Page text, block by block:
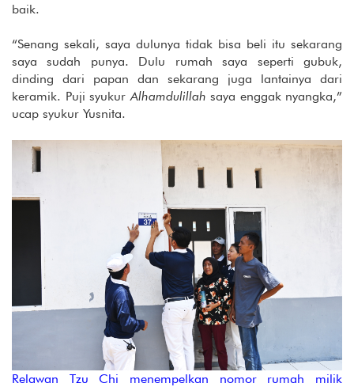
baik.
“Senang sekali, saya dulunya tidak bisa beli itu sekarang
saya sudah punya. Dulu rumah saya seperti gubuk,
dinding dari papan dan sekarang juga lantainya dari
keramik. Puji syukurAlhamdulillah saya enggak nyangka,”
ucap syukur Yusnita.
Relawan Tzu Chi menempelkan nomor rumah milik